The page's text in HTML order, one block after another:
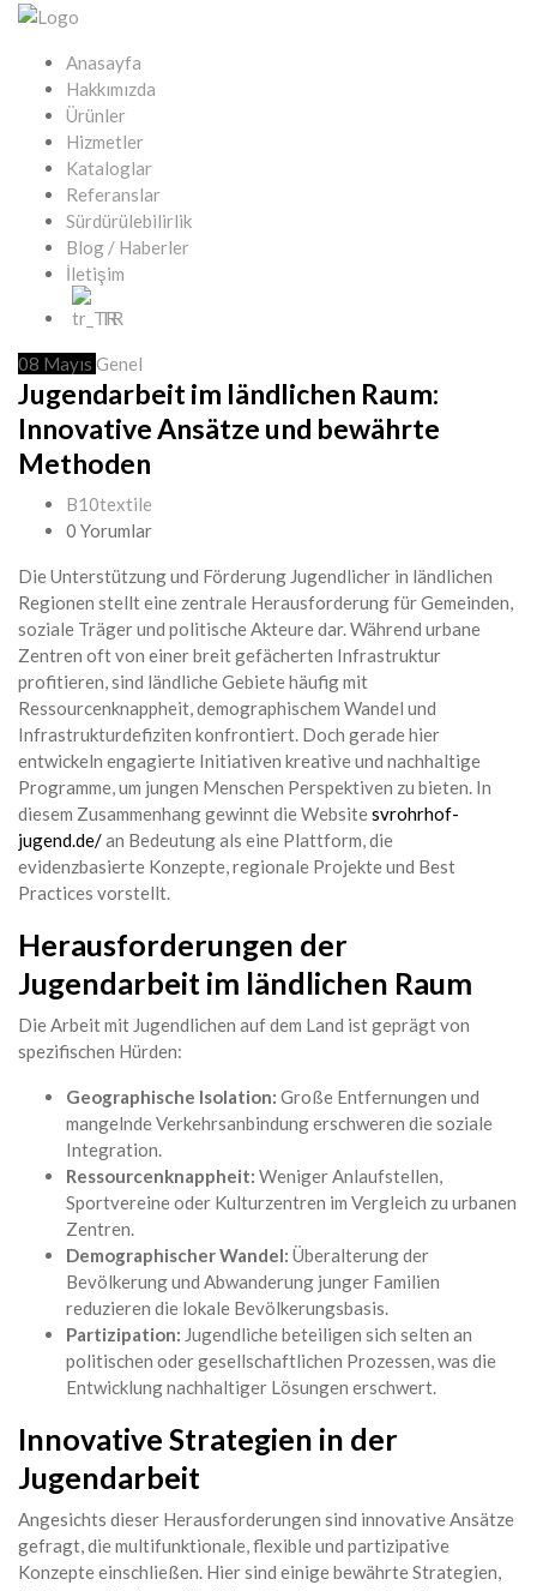
Anasayfa
Hakkımızda
Ürünler
Hizmetler
Kataloglar
Referanslar
Sürdürülebilirlik
Blog / Haberler
İletişim
TR
08 Mayıs Genel
Jugendarbeit im ländlichen Raum:
Innovative Ansätze und bewährte
Methoden
B10textile
0 Yorumlar
Die Unterstützung und Förderung Jugendlicher in ländlichen
Regionen stellt eine zentrale Herausforderung für Gemeinden,
soziale Träger und politische Akteure dar. Während urbane
Zentren oft von einer breit gefächerten Infrastruktur
profitieren, sind ländliche Gebiete häufig mit
Ressourcenknappheit, demographischem Wandel und
Infrastrukturdefiziten konfrontiert. Doch gerade hier
entwickeln engagierte Initiativen kreative und nachhaltige
Programme, um jungen Menschen Perspektiven zu bieten. In
diesem Zusammenhang gewinnt die Websitesvrohrhof-
jugend.de/an Bedeutung als eine Plattform, die
evidenzbasierte Konzepte, regionale Projekte und Best
Practices vorstellt.
Herausforderungen der
Jugendarbeit im ländlichen Raum
Die Arbeit mit Jugendlichen auf dem Land ist geprägt von
spezifischen Hürden:
Geographische Isolation: Große Entfernungen und
mangelnde Verkehrsanbindung erschweren die soziale
Integration.
Ressourcenknappheit: Weniger Anlaufstellen,
Sportvereine oder Kulturzentren im Vergleich zu urbanen
Zentren.
Demographischer Wandel: Überalterung der
Bevölkerung und Abwanderung junger Familien
reduzieren die lokale Bevölkerungsbasis.
Partizipation: Jugendliche beteiligen sich selten an
politischen oder gesellschaftlichen Prozessen, was die
Entwicklung nachhaltiger Lösungen erschwert.
Innovative Strategien in der
Jugendarbeit
Angesichts dieser Herausforderungen sind innovative Ansätze
gefragt, die multifunktionale, flexible und partizipative
Konzepte einschließen. Hier sind einige bewährte Strategien,